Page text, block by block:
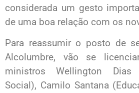
considerada um gesto
de uma boa relação com os
Para reassumir o posto de
Alcolumbre, vão se
ministros Wellington Dias
Social), Camilo Santana